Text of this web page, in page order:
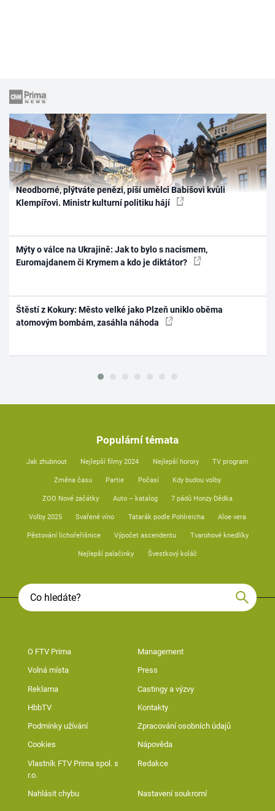
Neodborné, plýtváte penězi, píší umělci Babišovi kvůli
Klempířovi. Ministr kulturní politiku hájí
Mýty o válce na Ukrajině: Jak to bylo s nacismem,
Euromajdanem či Krymem a kdo je diktátor?
Štěstí z Kokury: Město velké jako Plzeň uniklo oběma
atomovým bombám, zasáhla náhoda
Populární témata
Jak zhubnout Nejlepší filmy 2024 Nejlepší horory TV program
Změna času Partie Počasí Kdy budou volby
ZOO Nové začátky Auto – katalog 7 pádů Honzy Dědka
Volby 2025 Svařené víno Tatarák podle Pohlreicha Aloe vera
Pěstování lichořeřišnice Výpočet ascendentu Tvarohové knedlíky
Nejlepší palačinky Švestkový koláč
O FTV Prima Management
Volná místa Press
Reklama Castingy a výzvy
HbbTV Kontakty
Podmínky užívání Zpracování osobních údajů
Cookies Nápověda
Vlastník FTV Prima spol. s
r.o.
Redakce
Nahlásit chybu Nastavení soukromí